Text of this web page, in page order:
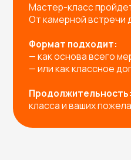
Заполните форму — и
Готовые
Индивидуальную
Подборку с